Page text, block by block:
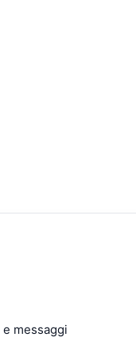
messaggi